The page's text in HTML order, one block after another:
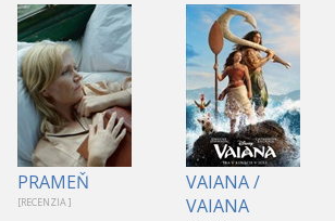
PRAMEŇ
[RECENZIA ]
VAIANA /
VAIANA